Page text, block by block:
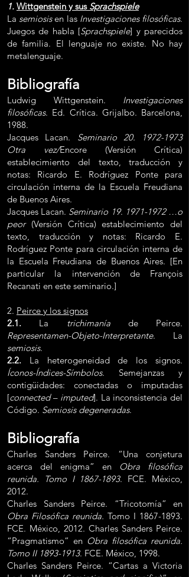
1. Wittgenstein y sus Sprachspiele
La semiosisen las Investigaciones filosóficas.
Juegos de habla [Sprachspiele] y parecidos
de familia. El lenguaje no existe. No hay
metalenguaje.
Bibliografía
Ludwig Wittgenstein. Investigaciones
filosóficas. Ed. Crítica. Grijalbo. Barcelona,
1988.
Jacques Lacan. Seminario 20. 1972-1973
Otra vez/Encore
(Versión Crítica)
establecimiento del texto, traducción y
notas: Ricardo E. Rodríguez Ponte para
circulación interna de la Escuela Freudiana
de Buenos Aires.
Jacques Lacan. Seminario 19. 1971-1972…o
peor(Versión Crítica) establecimiento del
texto, traducción y notas: Ricardo E.
Rodríguez Ponte para circulación interna de
la Escuela Freudiana de Buenos Aires. [En
particular la intervención de François
Recanati en este seminario.]
2. Peirce y los signos
2.1. La trichimanía de Peirce.
Representamen-Objeto-Interpretante. La
semiosis.
2.2. La heterogeneidad de los signos.
Íconos-Índices-Símbolos. Semejanzas y
contigüidades: conectadas o imputadas
[connected– imputed]. La inconsistencia del
Código. Semiosis degeneradas.
Bibliografía
Charles Sanders Peirce. “Una conjetura
acerca del enigma” en
Obra filosófica
reunida. Tomo I 1867-1893. FCE. México,
2012.
Charles Sanders Peirce. “Tricotomía” en
Obra Filosófica reunida. Tomo I 1867-1893.
FCE. México, 2012. Charles Sanders Peirce.
“Pragmatismo” en Obra filosófica reunida.
Tomo II 1893-1913. FCE. México, 1998.
Charles Sanders Peirce. “Cartas a Victoria